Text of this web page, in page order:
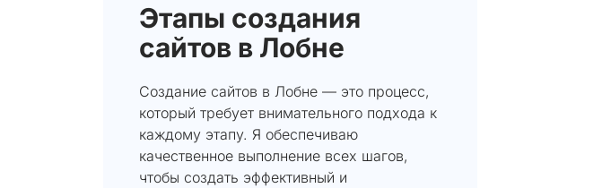
Этапы создания
сайтов в Лобне
Создание сайтов в Лобне — это процесс,
который требует внимательного подхода к
каждому этапу. Я обеспечиваю
качественное выполнение всех шагов,
чтобы создать эффективный и